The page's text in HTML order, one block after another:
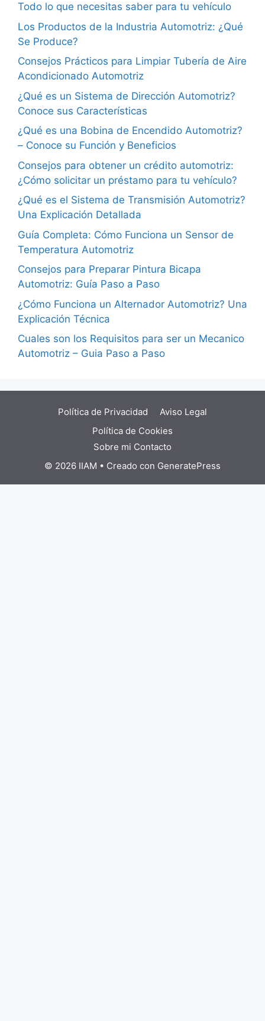
Todo lo que necesitas saber para tu vehículo
Los Productos de la Industria Automotriz: ¿Qué
Se Produce?
Consejos Prácticos para Limpiar Tubería de Aire
Acondicionado Automotriz
¿Qué es un Sistema de Dirección Automotriz?
Conoce sus Características
¿Qué es una Bobina de Encendido Automotriz?
– Conoce su Función y Beneficios
Consejos para obtener un crédito automotriz:
¿Cómo solicitar un préstamo para tu vehículo?
¿Qué es el Sistema de Transmisión Automotriz?
Una Explicación Detallada
Guía Completa: Cómo Funciona un Sensor de
Temperatura Automotriz
Consejos para Preparar Pintura Bicapa
Automotriz: Guía Paso a Paso
¿Cómo Funciona un Alternador Automotriz? Una
Explicación Técnica
Cuales son los Requisitos para ser un Mecanico
Automotriz – Guia Paso a Paso
Política de Privacidad
Aviso Legal
Política de Cookies
Sobre mi Contacto
© 2026 IIAM • Creado con GeneratePress